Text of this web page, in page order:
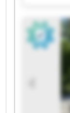
EOOD PLC
Merkezi
EOOD PLC
Merkezi